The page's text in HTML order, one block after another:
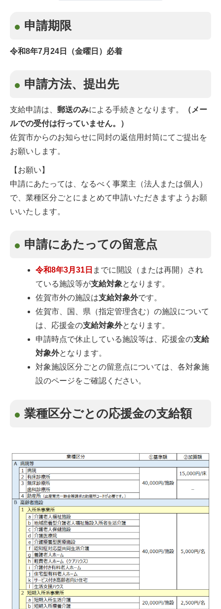
申請期限
令和8年7月24日（金曜日）必着
申請方法、提出先
支給申請は、 郵送のみによる手続きとなります。
（メー
ルでの受付は行っていません。）
佐賀市からのお知らせに同封の返信用封筒にてご提出を
お願いします。
【お願い】
申請にあたっては、なるべく事業主（法人または個人）
で、業種区分ごとにまとめて申請いただきますようお願
いいたします。
申請にあたっての留意点
令和8年3月31日 までに開設（または再開）され
ている施設等が支給対象となります。
佐賀市外の施設は支給対象外です。
佐賀市、国、県（指定管理含む）の施設について
は、応援金の支給対象外となります。
申請時点で休止している施設等は、応援金の支給
対象外となります。
対象施設区分ごとの留意点については、各対象施
設のページをご確認ください。
業種区分ごとの応援金の支給額